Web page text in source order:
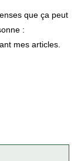
que ça peut
:
mes articles.